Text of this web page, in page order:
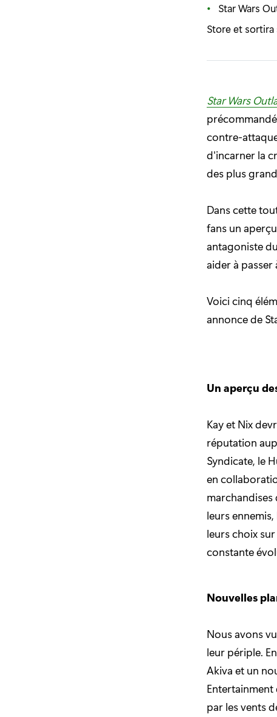
Star Wars
Store et sortira
Star Wars
contre-
d'incarner la
des plus
Dans cette
fans un
antagoniste
aider à passer
Voici cinq
annonce de
Un aperçu
Kay et Nix
réputation
Syndicate, le
en
marchandises
leurs
leurs choix
constante
Nouvelles
Nous avons
leur périple.
Akiva et un
Entertainment
par les vents